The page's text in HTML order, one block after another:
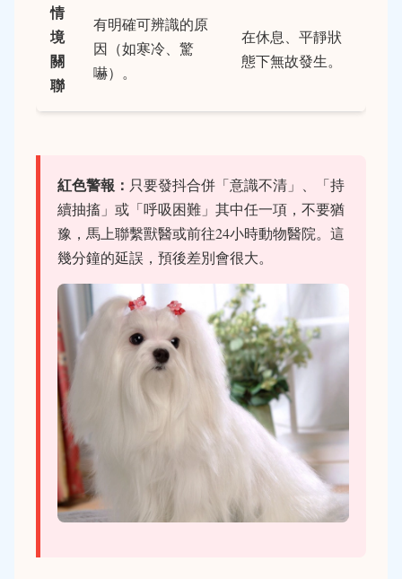
情
境
關
聯
有明確可辨識的原
因（如寒冷、驚
嚇）。
在休息、平靜狀
態下無故發生。
紅色警報： 只要發抖合併「意識不清」、「持
續抽搐」或「呼吸困難」其中任一項，不要猶
豫，馬上聯繫獸醫或前往24小時動物醫院。這
幾分鐘的延誤，預後差別會很大。